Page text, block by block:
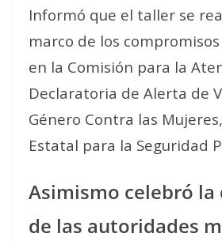
Informó que el taller se
marco de los
en la Comisión para la
Declaratoria de Alerta de
Género Contra las
Estatal para la Seguridad
Asimismo celebró la
de las autoridades